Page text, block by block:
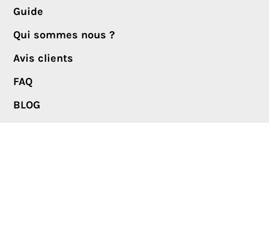
Guide
Qui sommes nous ?
Avis clients
FAQ
BLOG